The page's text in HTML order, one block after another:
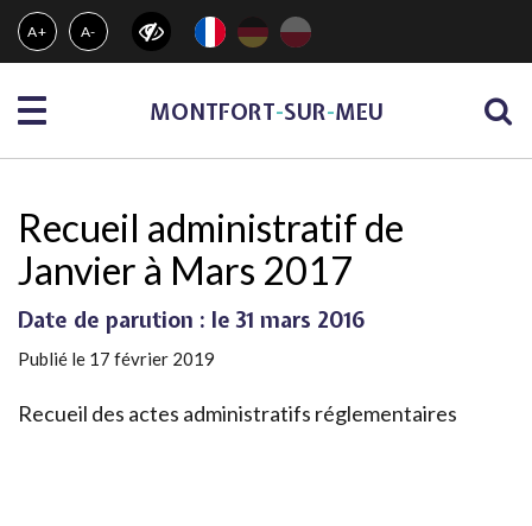
Gestion des traceurs
A+ A-
Menu MONTFORT-SUR-MEU
Recueil administratif de
Janvier à Mars 2017
Date de parution : le 31 mars 2016
Publié le 17 février 2019
Recueil des actes administratifs réglementaires